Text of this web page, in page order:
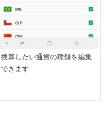
換算したい通貨の種類を編集
できます